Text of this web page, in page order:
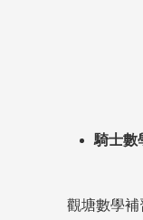
騎士數
觀塘數學補